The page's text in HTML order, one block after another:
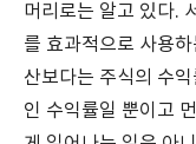
머리로는 알고 있다.
를 효과적으로 사용
산보다는 주식의 수
인 수익률일 뿐이고